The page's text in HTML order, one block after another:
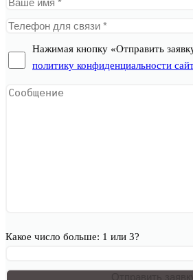
Нажимая кнопку «Отправить
политику конфиденциальности
Какое число больше: 1 или 3?